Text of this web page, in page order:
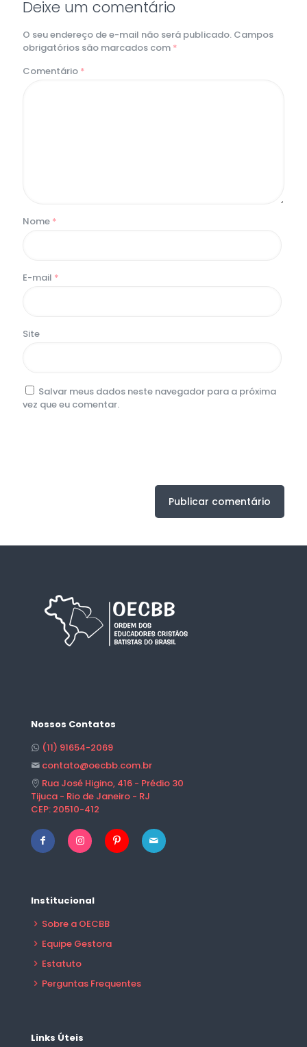
Deixe um comentário
O seu endereço de e-mail não será publicado. Campos
obrigatórios são marcados com *
Comentário *
Nome *
E-mail *
Site
Salvar meus dados neste navegador para a próxima
vez que eu comentar.
Nossos Contatos
(11) 91654-2069
contato@oecbb.com.br
Rua José Higino, 416 - Prédio 30
Tijuca - Rio de Janeiro - RJ
CEP: 20510-412
Institucional
Sobre a OECBB
Equipe Gestora
Estatuto
Perguntas Frequentes
Links Úteis